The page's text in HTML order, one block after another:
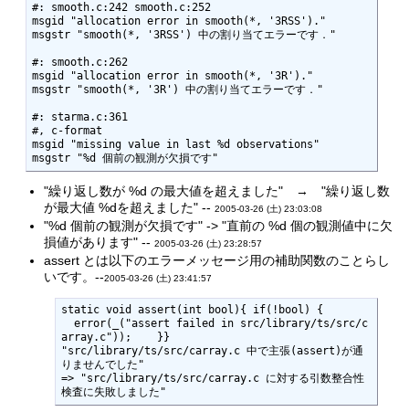
#: smooth.c:242 smooth.c:252
msgid "allocation error in smooth(*, '3RSS')."
msgstr "smooth(*, '3RSS') 中の割り当てエラーです．"
#: smooth.c:262
msgid "allocation error in smooth(*, '3R')."
msgstr "smooth(*, '3R') 中の割り当てエラーです．"
#: starma.c:361
#, c-format
msgid "missing value in last %d observations"
msgstr "%d 個前の観測が欠損です"
"繰り返し数が %d の最大値を超えました" → "繰り返し数
が最大値 %dを超えました" --2005-03-26 (土) 23:03:08
"%d 個前の観測が欠損です" -> "直前の %d 個の観測値中に欠
損値があります" --2005-03-26 (土) 23:28:57
assert とは以下のエラーメッセージ用の補助関数のことらし
いです。--2005-03-26 (土) 23:41:57
static void assert(int bool){ if(!bool) {
array.c"));    }}
"src/library/ts/src/carray.c 中で主張(assert)が通
りませんでした"
=> "src/library/ts/src/carray.c に対する引数整合性
検査に失敗しました"